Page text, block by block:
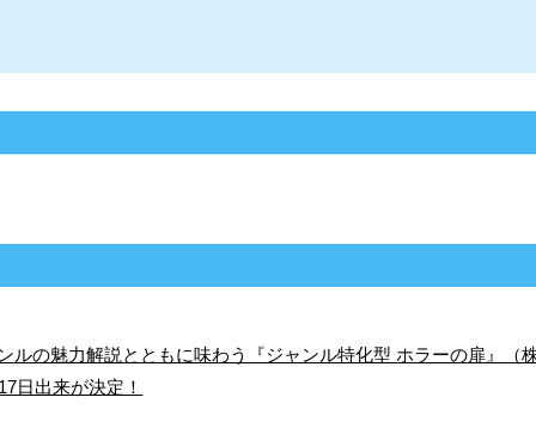
の魅力解説とともに味わう『ジャンル特化型 ホラーの扉』（
日出来が決定！